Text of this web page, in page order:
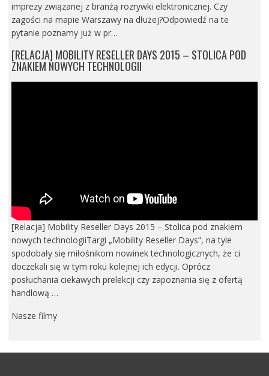
imprezy związanej z branżą rozrywki elektronicznej. Czy
zagości na mapie Warszawy na dłużej?Odpowiedź na te
pytanie poznamy już w pr…
[RELACJA] MOBILITY RESELLER DAYS 2015 – STOLICA POD
ZNAKIEM NOWYCH TECHNOLOGII
[Relacja] Mobility Reseller Days 2015 – Stolica pod znakiem
nowych technologiiTargi „Mobility Reseller Days”, na tyle
spodobały się miłośnikom nowinek technologicznych, że ci
doczekali się w tym roku kolejnej ich edycji. Oprócz
posłuchania ciekawych prelekcji czy zapoznania się z ofertą
handlową …
Nasze filmy